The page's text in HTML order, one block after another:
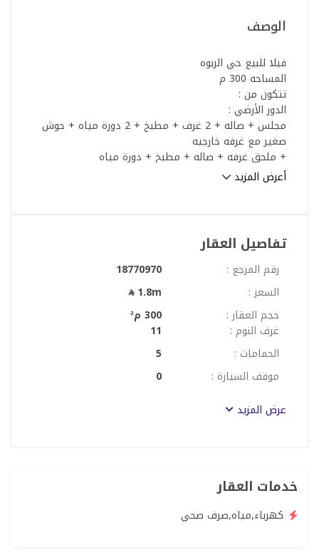
الوصف
فيلا للبيع حي الربوه
المساحه 300 م
تتكون من :
الدور الأرضي :
مجلس + صاله + 2 غرف + مطبخ + 2 دورة مياه + حوش
صغير مع غرفه خارجيه
+ ملحق غرفه + صاله + مطبخ + دورة مياه
الدور الثاني :
شقة غرفتين + صاله + مطبخ + دورة مياه
السعر : 1,800,000
أصول الخبره العقارية
بيع - تاجير - أداره املاك - استئجار عمائر بالكامل
0552086444 - 0553228444 - 0559408444
أعرض المزيد
تفاصيل العقار
رقم المرجع :
18770970
السعر :
1.8m
حجم العقار :
300 م²
غرف النوم :
11
الحمامات :
5
موقف السيارة :
0
عرض المزيد
خدمات العقار
كهرباء,مياه,صرف صحي